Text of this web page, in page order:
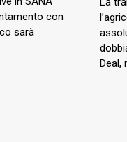
con
sarà
Deal,